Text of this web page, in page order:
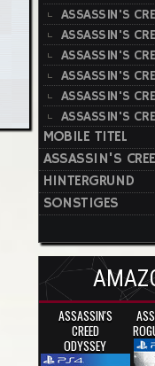
ASSASSIN'S
ASSASSIN'S
ASSASSIN'S
ASSASSIN'S
ASSASSIN'S
ASSASSIN'S
MOBILE TITEL
ASSASSIN'S
HINTERGRUND
SONSTIGES
ASSASSIN'S
CREED
ODYSSEY